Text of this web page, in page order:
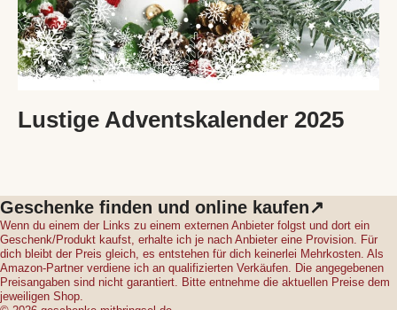
Lustige Adventskalender 2025
Geschenke finden und online kaufen↗
Wenn du einem der Links zu einem externen Anbieter folgst und dort ein
Geschenk/Produkt kaufst, erhalte ich je nach Anbieter eine Provision. Für
dich bleibt der Preis gleich, es entstehen für dich keinerlei Mehrkosten. Als
Amazon-Partner verdiene ich an qualifizierten Verkäufen. Die angegebenen
Preisangaben sind nicht garantiert. Bitte entnehme die aktuellen Preise dem
jeweiligen Shop.